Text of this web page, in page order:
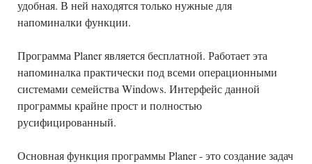
удобная. В ней находятся только нужные для
напоминалки функции.
Программа Planer является бесплатной. Работает эта
напоминалка практически под всеми операционными
системами семейства Windows. Интерфейс данной
программы крайне прост и полностью
русифицированный.
Основная функция программы Planer - это создание задач